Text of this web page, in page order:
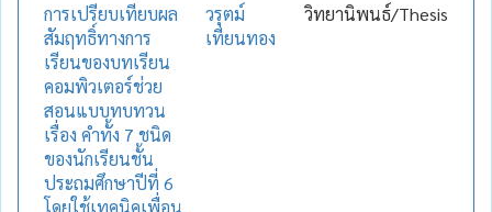
การเปรียบเทียบผล
สัมฤทธิ์ทางการ
เรียนของบทเรียน
คอมพิวเตอร์ช่วย
สอนแบบทบทวน
เรื่อง คำทั้ง 7 ชนิด
ของนักเรียนชั้น
ประถมศึกษาปีที่ 6
โดยใช้เทคนิคเพื่อน
วรุตม์
เทียนทอง
วิทยานิพนธ์/Thesis